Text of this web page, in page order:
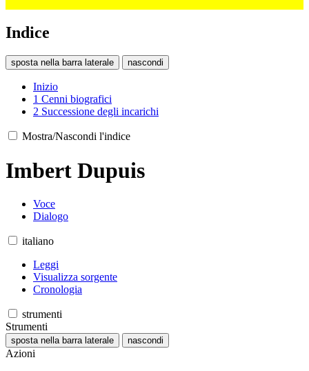
Indice
sposta nella barra laterale nascondi
Inizio
1 Cenni biografici
2 Successione degli incarichi
Mostra/Nascondi l'indice
Imbert Dupuis
Voce
Dialogo
italiano
Leggi
Visualizza sorgente
Cronologia
strumenti
Strumenti
sposta nella barra laterale nascondi
Azioni